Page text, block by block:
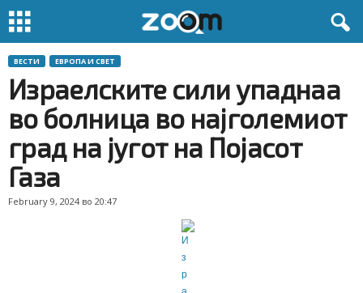
ВЕСТИ ЕВРОПА И СВЕТ
Израелските сили упаднаа
во болница во најголемиот
град на југот на Појасот
Газа
February 9, 2024 во 20:47